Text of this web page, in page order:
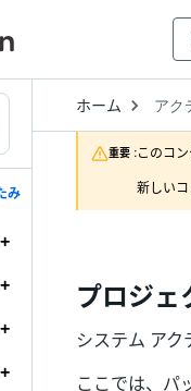
み
ホーム Open
to
アク
重要 :このコ
新しい
プロジェ
システム ア
ここでは、パ